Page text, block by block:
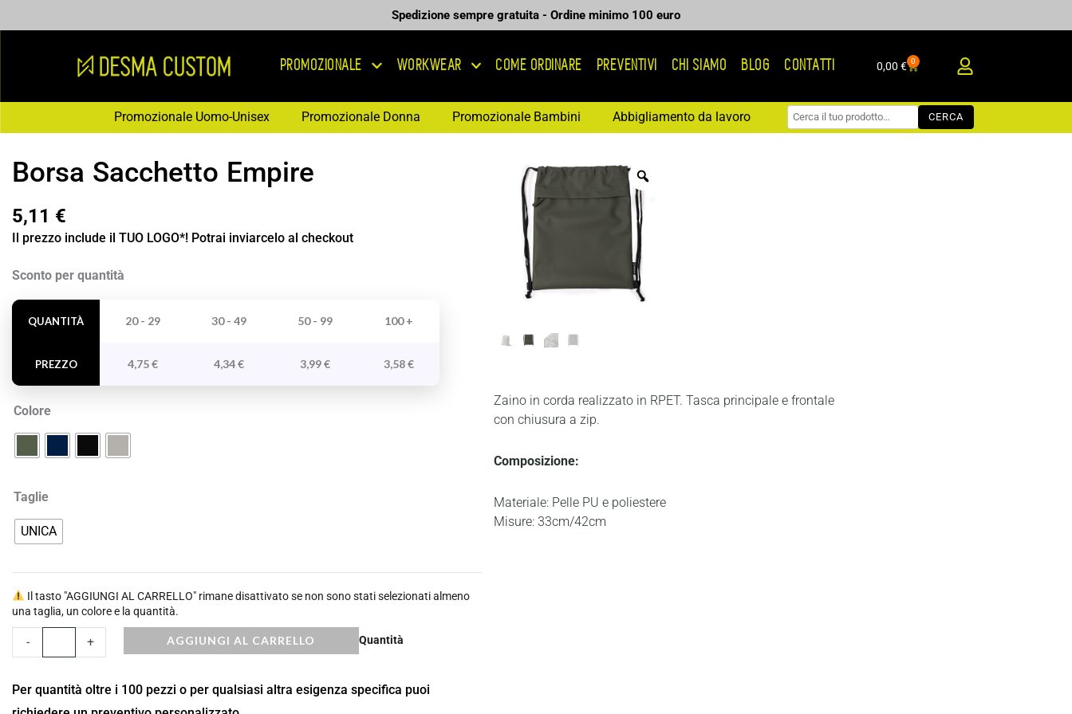
al
Spedizione sempre gratuita - Ordine minimo 100 euro
PROMOZIONALE WORKWEAR COME ORDINARE PREVENTIVI CHI SIAMO BLOG CONTATTI 0,00 € 0
Carrello
Promozionale Uomo-Unisex Promozionale Donna Promozionale Bambini Abbigliamento da lavoro CERCA
Borsa Sacchetto Empire
5,11 €
Il prezzo include il TUO LOGO*! Potrai inviarcelo al checkout
Sconto per quantità
QUANTITÀ
PREZZO
20 - 29 30 - 49 50 - 99 100 +
4,75€ 4,34€ 3,99€ 3,58€
Colore
Taglie
UNICA
Il tasto "AGGIUNGI AL CARRELLO" rimane disattivato se non sono stati selezionati almeno
una taglia, un colore e la quantità.
Quantità
-
Borsa
Empire
+ AGGIUNGI AL CARRELLO
Per quantità oltre i 100 pezzi o per qualsiasi altra esigenza specifica puoi
Zaino in corda realizzato in RPET. Tasca principale e frontale
con chiusura a zip.
Composizione:
Materiale: Pelle PU e poliestere
Misure: 33cm/42cm